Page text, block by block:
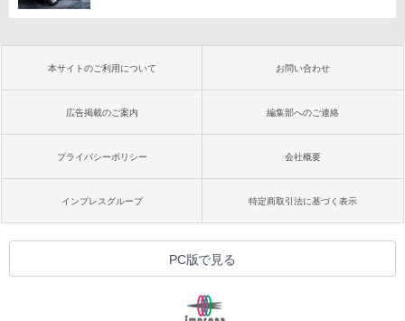
本サイトのご利用について お問い合わせ
広告掲載のご案内 編集部へのご連絡
プライバシーポリシー 会社概要
インプレスグループ 特定商取引法に基づく表示
PC版で見る